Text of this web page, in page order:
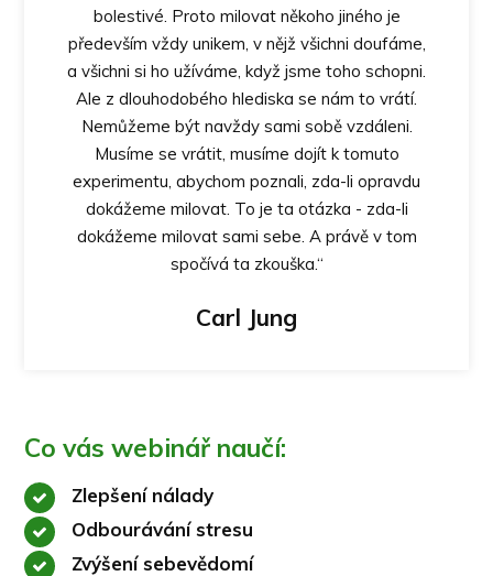
bolestivé. Proto milovat někoho jiného je
především vždy unikem, v nějž všichni doufáme,
a všichni si ho užíváme, když jsme toho schopni.
Ale z dlouhodobého hlediska se nám to vrátí.
Nemůžeme být navždy sami sobě vzdáleni.
Musíme se vrátit, musíme dojít k tomuto
experimentu, abychom poznali, zda-li opravdu
dokážeme milovat. To je ta otázka - zda-li
dokážeme milovat sami sebe. A právě v tom
spočívá ta zkouška.“
Carl Jung
Co vás webinář naučí:
Zlepšení nálady
Odbourávání stresu
Zvýšení sebevědomí